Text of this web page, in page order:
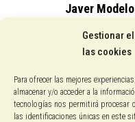
Gestionar
las cookies
Para ofrecer las mejores
almacenar y/o acceder a la
tecnologías nos permitirá procesar
las identificaciones únicas en este
Javer
15,25€
Conocenos
Pagos con PayPal